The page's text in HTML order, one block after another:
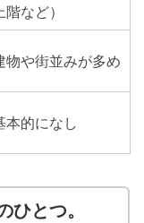
階など）
物や街並みが多め
本的になし
ひとつ。